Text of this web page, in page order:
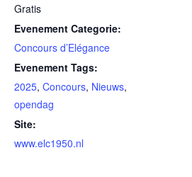
Gratis
Evenement Categorie:
Concours d’Elégance
Evenement Tags:
2025, Concours, Nieuws,
opendag
Site:
www.elc1950.nl